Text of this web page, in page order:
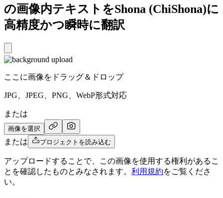
の画像内テキストをShona (ChiShona)に
高精度かつ瞬時に翻訳
ここに画像をドラッグ＆ドロップ
JPG、JPEG、PNG、WebP形式対応
または
画像を選択
または プロジェクトを読み込む
アップロードすることで、この画像を使用する権利があるこ
とを確認したものとみなされます。 利用規約をご覧くださ
い。